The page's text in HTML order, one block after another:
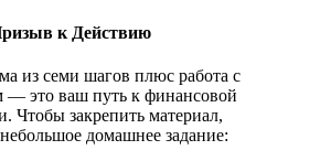
к Действию
из семи шагов плюс работа с
это ваш путь к финансовой
Чтобы закрепить материал,
домашнее задание: